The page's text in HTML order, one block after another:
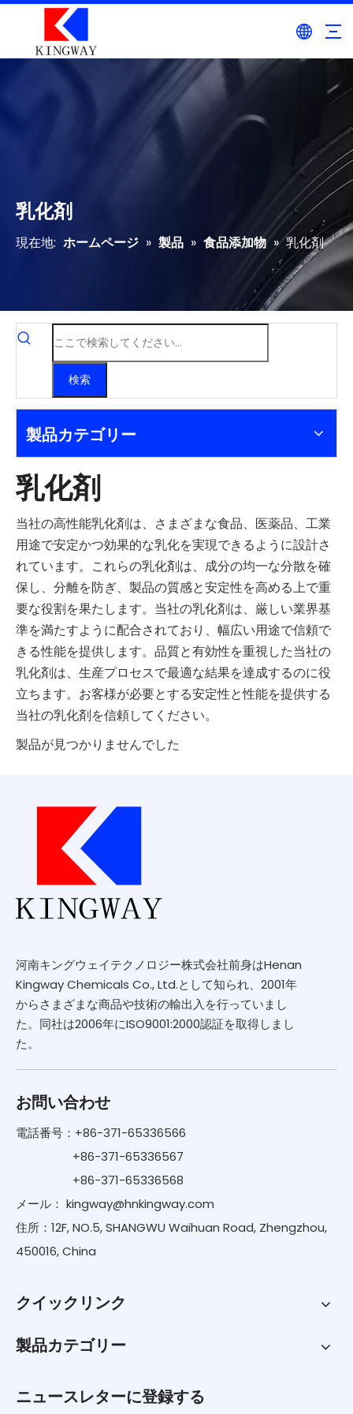
乳化剤
現在地: ホームページ » 製品 » 食品添加物 » 乳化剤
検索
製品カテゴリー
乳化剤
当社の高性能乳化剤は、さまざまな食品、医薬品、工業
用途で安定かつ効果的な乳化を実現できるように設計さ
れています。これらの乳化剤は、成分の均一な分散を確
保し、分離を防ぎ、製品の質感と安定性を高める上で重
要な役割を果たします。当社の乳化剤は、厳しい業界基
準を満たすように配合されており、幅広い用途で信頼で
きる性能を提供します。品質と有効性を重視した当社の
乳化剤は、生産プロセスで最適な結果を達成するのに役
立ちます。お客様が必要とする安定性と性能を提供する
当社の乳化剤を信頼してください。
製品が見つかりませんでした
河南キングウェイテクノロジー株式会社前身はHenan
Kingway Chemicals Co., Ltd.として知られ、2001年
からさまざまな商品や技術の輸出入を行っていまし
た。同社は2006年にISO9001:2000認証を取得しまし
た。
お問い合わせ
電話番号：+86-371-65336566
+86-371-65336567
+86-371-65336568
メール： kingway@hnkingway.com
住所：12F, NO.5, SHANGWU Waihuan Road, Zhengzhou,
450016, China
クイックリンク
製品カテゴリー
ニュースレターに登録する